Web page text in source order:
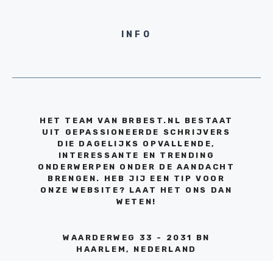
INFO
HET TEAM VAN BRBEST.NL BESTAAT
UIT GEPASSIONEERDE SCHRIJVERS
DIE DAGELIJKS OPVALLENDE,
INTERESSANTE EN TRENDING
ONDERWERPEN ONDER DE AANDACHT
BRENGEN. HEB JIJ EEN TIP VOOR
ONZE WEBSITE? LAAT HET ONS DAN
WETEN!
WAARDERWEG 33 - 2031 BN
HAARLEM, NEDERLAND